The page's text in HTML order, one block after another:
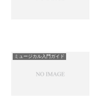
ミュージカル入門ガイド